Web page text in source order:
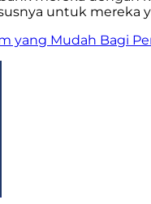
untuk mereka
yang Mudah Bagi